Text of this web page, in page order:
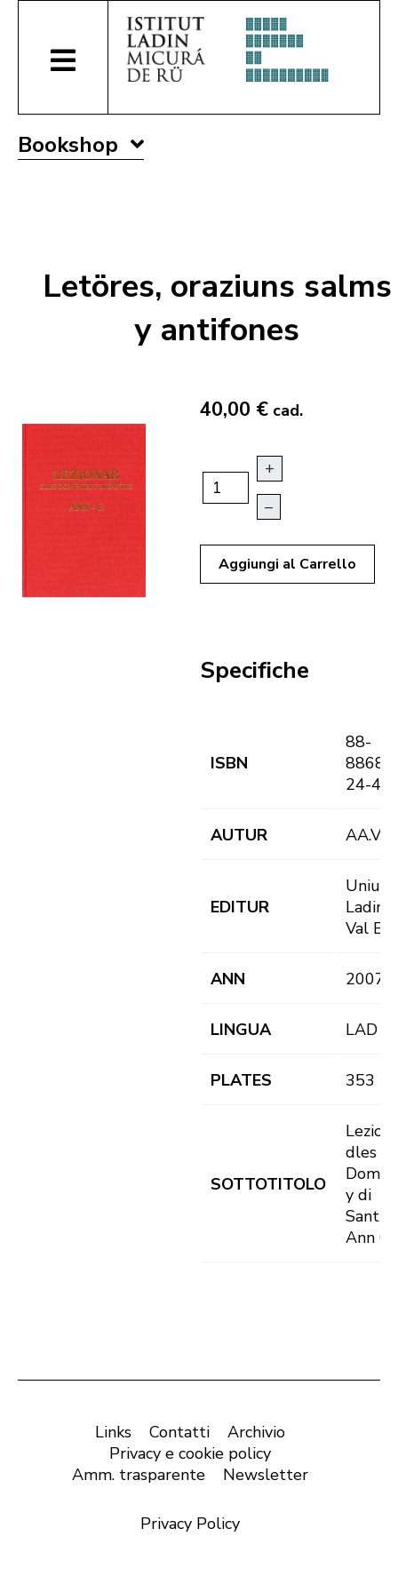
Bookshop
Letöres, oraziuns salms
y antifones
40,00 € cad.
+
–
Aggiungi al Carrello
Specifiche
ISBN
88-
24-4
AUTUR AA.VV.
EDITUR
Uniun
Ladins
Val
ANN 2007
LINGUA LAD
PLATES 353 pl.
SOTTOTITOLO
dles
y di
Ann C
Links Contatti
Archivio
Privacy e cookie policy
Amm. trasparente
Newsletter
Privacy Policy